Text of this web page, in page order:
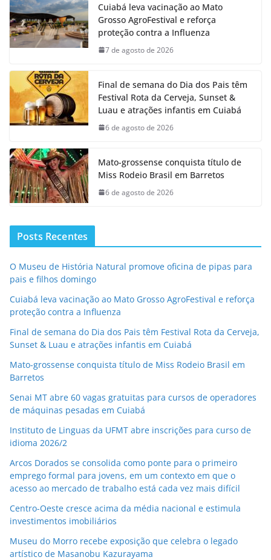
Cuiabá leva vacinação ao Mato
Grosso AgroFestival e reforça
proteção contra a Influenza
7 de agosto de 2026
Final de semana do Dia dos Pais têm
Festival Rota da Cerveja, Sunset &
Luau e atrações infantis em Cuiabá
6 de agosto de 2026
Mato-grossense conquista título de
Miss Rodeio Brasil em Barretos
6 de agosto de 2026
Posts Recentes
O Museu de História Natural promove oficina de pipas para
pais e filhos domingo
Cuiabá leva vacinação ao Mato Grosso AgroFestival e reforça
proteção contra a Influenza
Final de semana do Dia dos Pais têm Festival Rota da Cerveja,
Sunset & Luau e atrações infantis em Cuiabá
Mato-grossense conquista título de Miss Rodeio Brasil em
Barretos
Senai MT abre 60 vagas gratuitas para cursos de operadores
de máquinas pesadas em Cuiabá
Instituto de Linguas da UFMT abre inscrições para curso de
idioma 2026/2
Arcos Dorados se consolida como ponte para o primeiro
emprego formal para jovens, em um contexto em que o
acesso ao mercado de trabalho está cada vez mais difícil
Centro-Oeste cresce acima da média nacional e estimula
investimentos imobiliários
Museu do Morro recebe exposição que celebra o legado
artístico de Masanobu Kazurayama